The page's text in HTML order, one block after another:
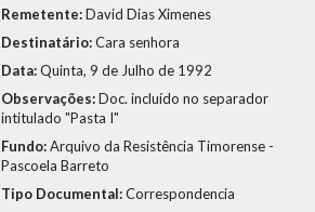
Remetente:David Dias Ximenes
Destinatário:Cara senhora
Data:Quinta, 9 de Julho de 1992
Observações:Doc. incluído no separador
intitulado "Pasta I"
Fundo:Arquivo da Resistência Timorense -
Pascoela Barreto
Tipo Documental:Correspondencia